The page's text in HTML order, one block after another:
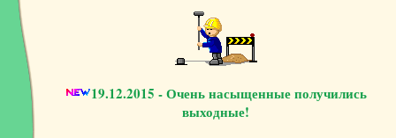
19.12.2015 - Очень насыщенные получились
выходные!